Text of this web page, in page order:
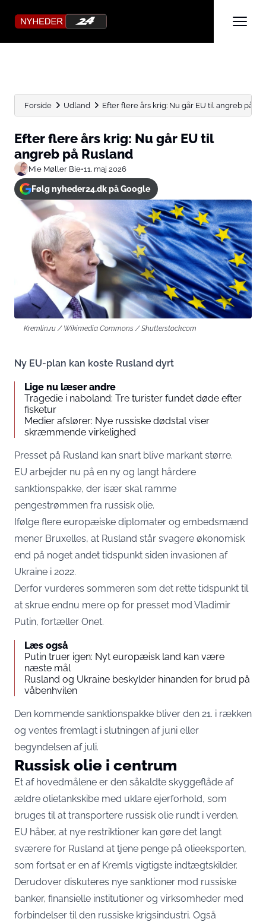
Forside Udland Efter flere års krig: Nu går EU til angreb på...
Efter flere års krig: Nu går EU til
angreb på Rusland
Mie Møller Bie•11. maj 2026
Følg nyheder24.dk på Google
Kremlin.ru / Wikimedia Commons / Shutterstock.com
Ny EU-plan kan koste Rusland dyrt
Lige nu læser andre
Tragedie i naboland: Tre turister fundet døde efter
fisketur
Medier afslører: Nye russiske dødstal viser
skræmmende virkelighed
Presset på Rusland kan snart blive markant større.
EU arbejder nu på en ny og langt hårdere
sanktionspakke, der især skal ramme
pengestrømmen fra russisk olie.
Ifølge flere europæiske diplomater og embedsmænd
mener Bruxelles, at Rusland står svagere økonomisk
end på noget andet tidspunkt siden invasionen af
Ukraine i 2022.
Derfor vurderes sommeren som det rette tidspunkt til
at skrue endnu mere op for presset mod Vladimir
Putin, fortæller Onet.
Læs også
Putin truer igen: Nyt europæisk land kan være
næste mål
Rusland og Ukraine beskylder hinanden for brud på
våbenhvilen
Den kommende sanktionspakke bliver den 21. i rækken
og ventes fremlagt i slutningen af juni eller
begyndelsen af juli.
Russisk olie i centrum
Et af hovedmålene er den såkaldte skyggeflåde af
ældre olietankskibe med uklare ejerforhold, som
bruges til at transportere russisk olie rundt i verden.
EU håber, at nye restriktioner kan gøre det langt
sværere for Rusland at tjene penge på olieeksporten,
som fortsat er en af Kremls vigtigste indtægtskilder.
Derudover diskuteres nye sanktioner mod russiske
banker, finansielle institutioner og virksomheder med
forbindelser til den russiske krigsindustri. Også